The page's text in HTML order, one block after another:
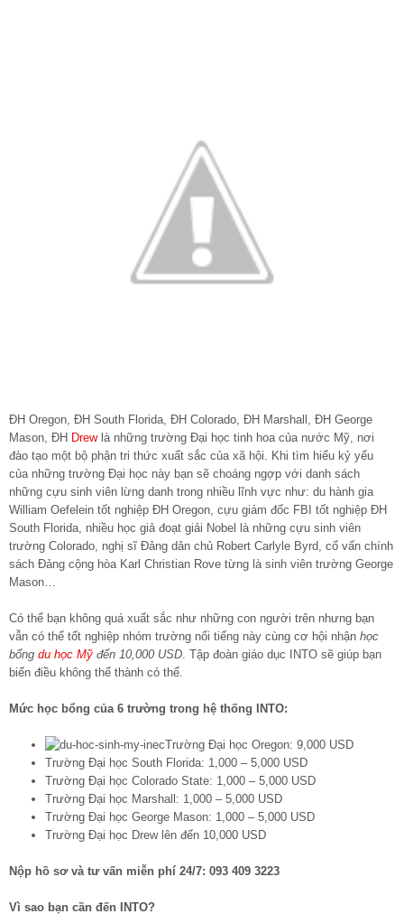
ĐH Oregon, ĐH South Florida, ĐH Colorado, ĐH Marshall, ĐH George
Mason, ĐH Drewlà những trường Đại học tinh hoa của nước Mỹ, nơi
đào tạo một bộ phận tri thức xuất sắc của xã hội. Khi tìm hiểu kỷ yếu
của những trường Đại học này bạn sẽ choáng ngợp với danh sách
những cựu sinh viên lừng danh trong nhiều lĩnh vực như: du hành gia
William Oefelein tốt nghiệp ĐH Oregon, cựu giám đốc FBI tốt nghiệp ĐH
South Florida, nhiều học giả đoạt giải Nobel là những cựu sinh viên
trường Colorado, nghị sĩ Đảng dân chủ Robert Carlyle Byrd, cố vấn chính
sách Đảng cộng hòa Karl Christian Rove từng là sinh viên trường George
Mason…
Có thể bạn không quá xuất sắc như những con người trên nhưng bạn
vẫn có thể tốt nghiệp nhóm trường nổi tiếng này cùng cơ hội nhận học
bổng du học Mỹ đến 10,000 USD. Tập đoàn giáo dục INTO sẽ giúp bạn
biến điều không thể thành có thể.
Mức học bổng của 6 trường trong hệ thống INTO:
Trường Đại học Oregon: 9,000 USD
Trường Đại học South Florida: 1,000 – 5,000 USD
Trường Đại học Colorado State: 1,000 – 5,000 USD
Trường Đại học Marshall: 1,000 – 5,000 USD
Trường Đại học George Mason: 1,000 – 5,000 USD
Trường Đại học Drew lên đến 10,000 USD
Nộp hồ sơ và tư vấn miễn phí 24/7: 093 409 3223
Vì sao bạn cần đến INTO?